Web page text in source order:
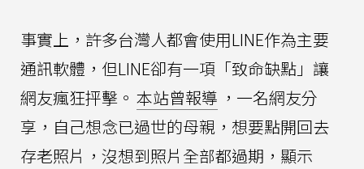
事實上，許多台灣人都會使用LINE作為主要
通訊軟體，但LINE卻有一項「致命缺點」讓
網友瘋狂抨擊。 本站曾報導 ，一名網友分
享，自己想念已過世的母親，想要點開回去
存老照片，沒想到照片全部都過期，顯示